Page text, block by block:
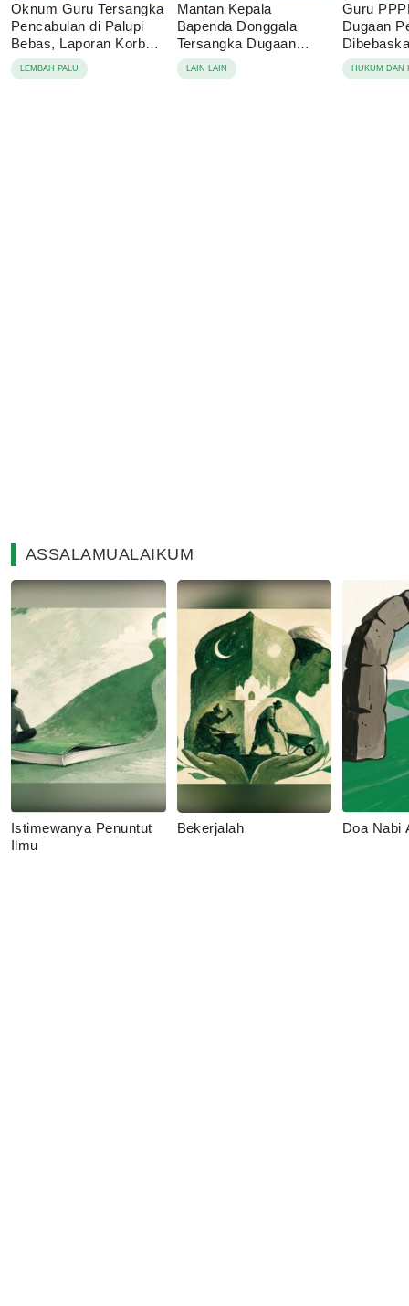
Oknum Guru Tersangka
Pencabulan di Palupi
Bebas, Laporan Korban
Berujung Damai
LEMBAH PALU
Mantan Kepala
Bapenda Donggala
Tersangka Dugaan
Korupsi Pajak Tambang
LAIN LAIN
Guru
Dugaan
Sebut
Keluarga
HUKUM DAN
ASSALAMUALAIKUM
Istimewanya Penuntut
Ilmu
Bekerjalah Doa Nabi